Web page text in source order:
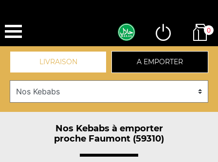
0
LIVRAISON A EMPORTER
Nos Kebabs à emporter
proche Faumont (59310)